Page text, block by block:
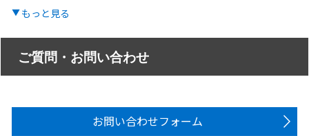
もっと見る
ご質問・お問い合わせ
お問い合わせフォーム